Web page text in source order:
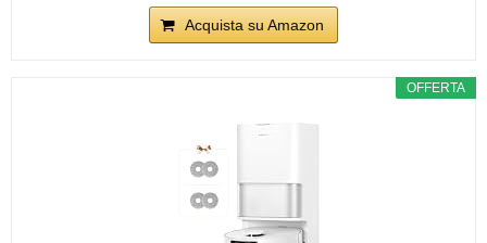
Acquista su Amazon
OFFERTA